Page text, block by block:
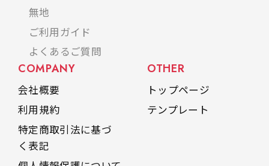
無地
ご利用ガイド
よくあるご質問
COMPANY
会社概要
利用規約
特定商取引法に基づ
く表記
OTHER
トップページ
テンプレート